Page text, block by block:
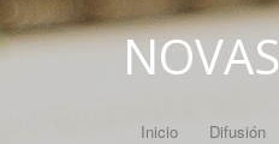
NOVAS
Inicio Difusión